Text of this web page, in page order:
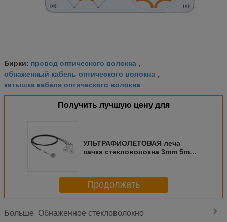
Бирки: провод оптического волокна ,
обнаженный кабель оптического волокна ,
катышка кабеля оптического волокна
Получить лучшую цену для
УЛЬТРАФИОЛЕТОВАЯ леча
пачка стекловолокна 3mm 5mm
Продолжать
Больше Обнаженное стекловолокно